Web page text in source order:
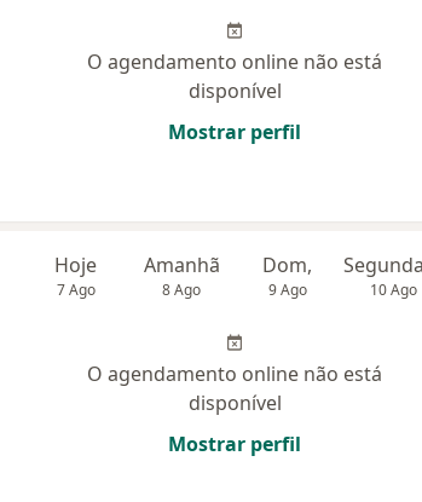
O agendamento online não está
disponível
Mostrar perfil
Hoje
7 Ago
Amanhã
8 Ago
Dom,
9 Ago 10 Ago
O agendamento online não está
disponível
Mostrar perfil